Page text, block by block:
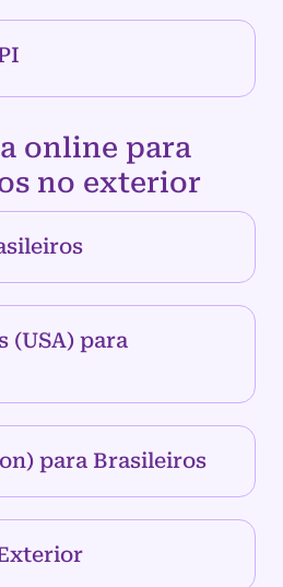
online para
no exterior
(USA) para
para Brasileiros